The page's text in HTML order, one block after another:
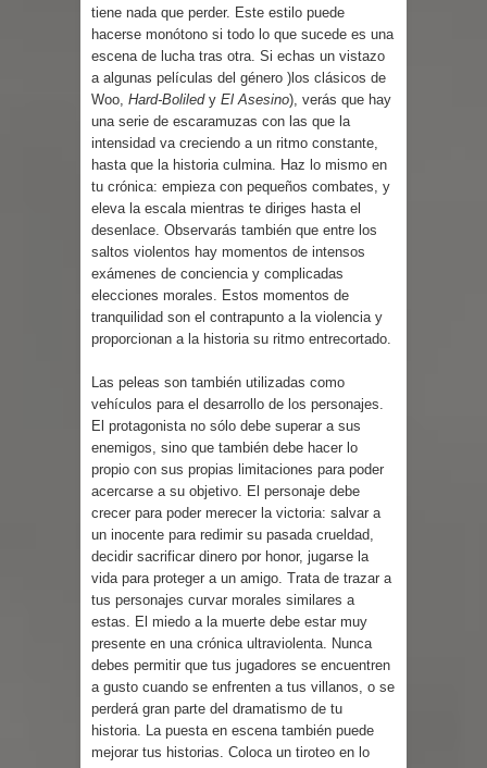
tiene nada que perder. Este estilo puede
hacerse monótono si todo lo que sucede es una
escena de lucha tras otra. Si echas un vistazo
a algunas películas del género )los clásicos de
Woo, Hard-Boliledy El Asesino), verás que hay
una serie de escaramuzas con las que la
intensidad va creciendo a un ritmo constante,
hasta que la historia culmina. Haz lo mismo en
tu crónica: empieza con pequeños combates, y
eleva la escala mientras te diriges hasta el
desenlace. Observarás también que entre los
saltos violentos hay momentos de intensos
exámenes de conciencia y complicadas
elecciones morales. Estos momentos de
tranquilidad son el contrapunto a la violencia y
proporcionan a la historia su ritmo entrecortado.
Las peleas son también utilizadas como
vehículos para el desarrollo de los personajes.
El protagonista no sólo debe superar a sus
enemigos, sino que también debe hacer lo
propio con sus propias limitaciones para poder
acercarse a su objetivo. El personaje debe
crecer para poder merecer la victoria: salvar a
un inocente para redimir su pasada crueldad,
decidir sacrificar dinero por honor, jugarse la
vida para proteger a un amigo. Trata de trazar a
tus personajes curvar morales similares a
estas. El miedo a la muerte debe estar muy
presente en una crónica ultraviolenta. Nunca
debes permitir que tus jugadores se encuentren
a gusto cuando se enfrenten a tus villanos, o se
perderá gran parte del dramatismo de tu
historia. La puesta en escena también puede
mejorar tus historias. Coloca un tiroteo en lo